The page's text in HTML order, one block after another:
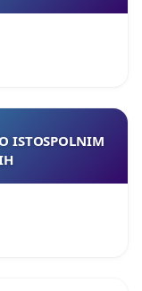
ISTOSPOLNIM